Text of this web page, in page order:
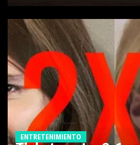
ENTRETENIMIENTO